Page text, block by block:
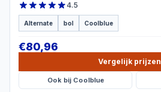
4.5
Alternate bol Coolblue
€80,96
Vergelijk prijzen
Ook bij Coolblue